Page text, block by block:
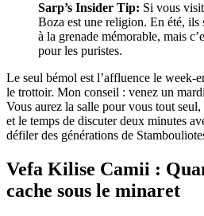
Sarp’s Insider Tip: Si vous
Boza est une religion. En été, ils
à la grenade mémorable, mais
pour les puristes.
Le seul bémol est l’affluence le week-
le trottoir. Mon conseil : venez un
Vous aurez la salle pour vous tout
et le temps de discuter deux minutes
défiler des générations de
Vefa Kilise Camii :
cache sous le minaret